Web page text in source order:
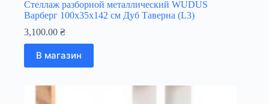
Стеллаж разборной металлический WUDUS
Варберг 100х35х142 см Дуб Таверна (L3)
3,100.00 ₴
В магазин